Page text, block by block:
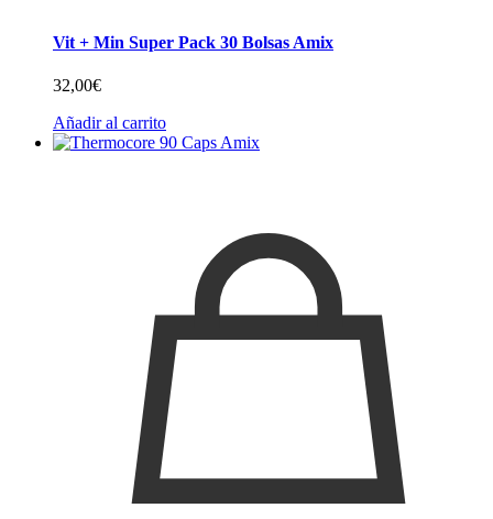
Vit + Min Super Pack 30 Bolsas Amix
32,00€
Añadir al carrito